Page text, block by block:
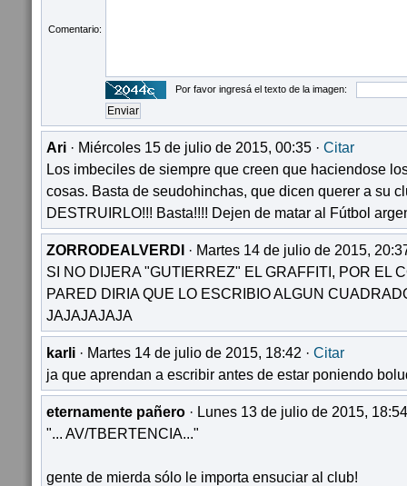
Comentario:
Por favor ingresá el texto de la imagen:
Ari · Miércoles 15 de julio de 2015, 00:35 · Citar
Los imbeciles de siempre que creen que haciendose
cosas. Basta de seudohinchas, que dicen querer a su
DESTRUIRLO!!! Basta!!!! Dejen de matar al Fútbol
ZORRODEALVERDI · Martes 14 de julio de 2015,
SI NO DIJERA "GUTIERREZ" EL GRAFFITI, POR EL
PARED DIRIA QUE LO ESCRIBIO ALGUN
JAJAJAJAJA
karli · Martes 14 de julio de 2015, 18:42 · Citar
ja que aprendan a escribir antes de estar poniendo
eternamente pañero · Lunes 13 de julio de 2015,
"... AV/TBERTENCIA..."
gente de mierda sólo le importa ensuciar al club!